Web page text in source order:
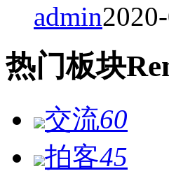
admin
热门板块
交流60
拍客45